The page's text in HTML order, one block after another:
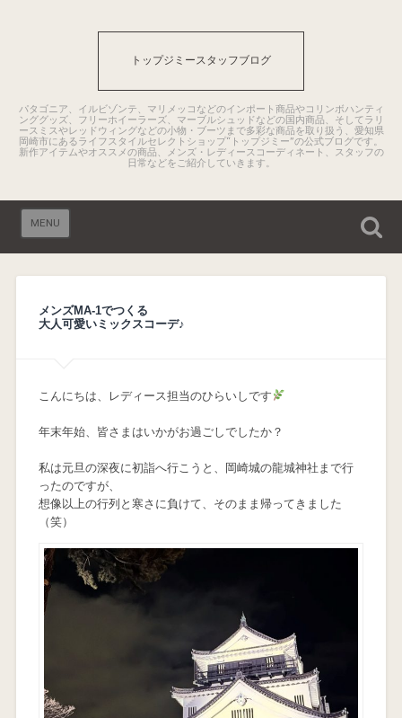
トップジミースタッフブログ
パタゴニア、イルビゾンテ、マリメッコなどのインポート商品やコリンボハンティ
ンググッズ、フリーホイーラーズ、マーブルシュッドなどの国内商品、そしてラリ
ースミスやレッドウィングなどの小物・ブーツまで多彩な商品を取り扱う、愛知県
岡崎市にあるライフスタイルセレクトショップ“トップジミー”の公式ブログです。
新作アイテムやオススメの商品、メンズ・レディースコーディネート、スタッフの
日常などをご紹介していきます。
MENU
メンズMA-1でつくる
大人可愛いミックスコーデ♪
こんにちは、レディース担当のひらいしです
年末年始、皆さまはいかがお過ごしでしたか？
私は元旦の深夜に初詣へ行こうと、岡崎城の龍城神社まで行
ったのですが、
想像以上の行列と寒さに負けて、そのまま帰ってきました
（笑）